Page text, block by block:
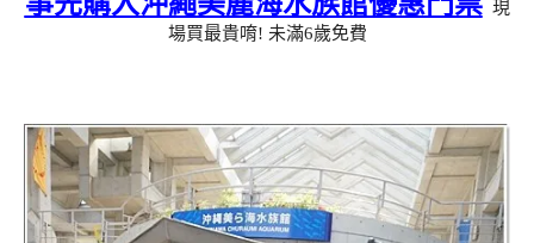
現
場買最貴唷! 未滿6歲免費